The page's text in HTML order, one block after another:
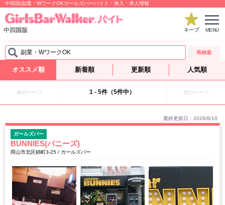
中四国|副業・WワークOKガールズバーバイト・体入・求人情報
中四国版 キープ MENU
副業・WワークOK 再検索
オススメ順 新着順 更新順 人気順
前のページ 1 - 5件（5件中） 次のページ
最終更新日：2026/8/10
ガールズバー
BUNNIES(バニーズ)
岡山市北区錦町3-25 / ガールズバー